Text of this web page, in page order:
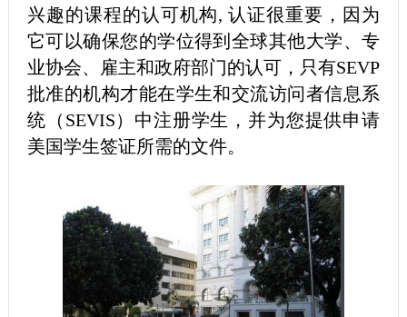
兴趣的课程的认可机构, 认证很重要，因为
它可以确保您的学位得到全球其他大学、专
业协会、雇主和政府部门的认可，只有SEVP
批准的机构才能在学生和交流访问者信息系
统（SEVIS）中注册学生，并为您提供申请
美国学生签证所需的文件。